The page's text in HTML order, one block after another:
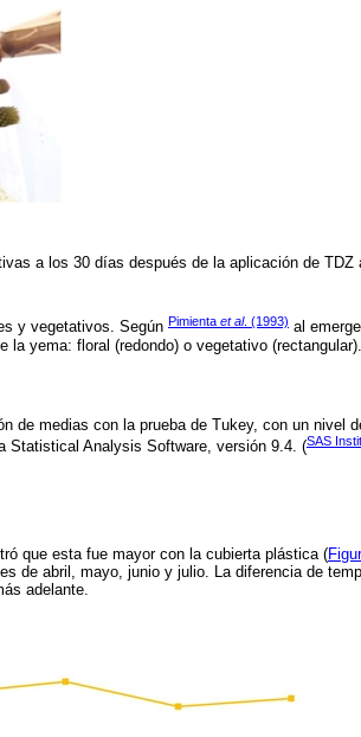
a los 30 días después de la aplicación de TDZ
y vegetativos. Según Pimienta et al. (1993) al
yema: floral (redondo) o vegetativo (rectangular).
de medias con la prueba de Tukey, con un nivel
Statistical Analysis Software, versión 9.4. (SAS
que esta fue mayor con la cubierta plástica (
de abril, mayo, junio y julio. La diferencia de
adelante.